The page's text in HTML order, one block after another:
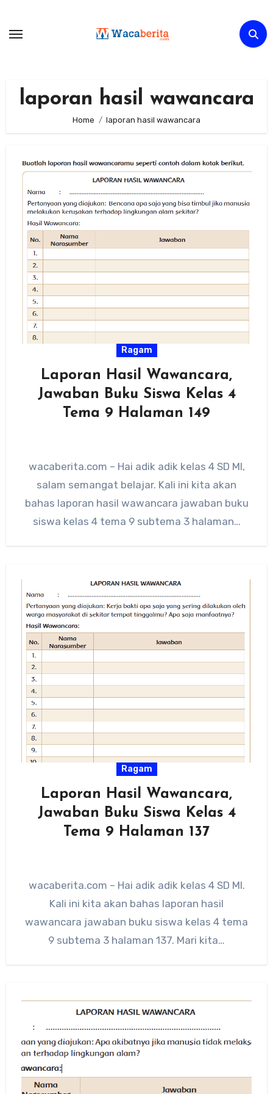
content
laporan hasil wawancara
Home laporan hasil wawancara
Ragam
Laporan Hasil Wawancara,
Jawaban Buku Siswa Kelas 4
Tema 9 Halaman 149
wacaberita.com – Hai adik adik kelas 4 SD MI,
salam semangat belajar. Kali ini kita akan
bahas laporan hasil wawancara jawaban buku
siswa kelas 4 tema 9 subtema 3 halaman…
Ragam
Laporan Hasil Wawancara,
Jawaban Buku Siswa Kelas 4
Tema 9 Halaman 137
wacaberita.com – Hai adik adik kelas 4 SD MI.
Kali ini kita akan bahas laporan hasil
wawancara jawaban buku siswa kelas 4 tema
9 subtema 3 halaman 137. Mari kita…